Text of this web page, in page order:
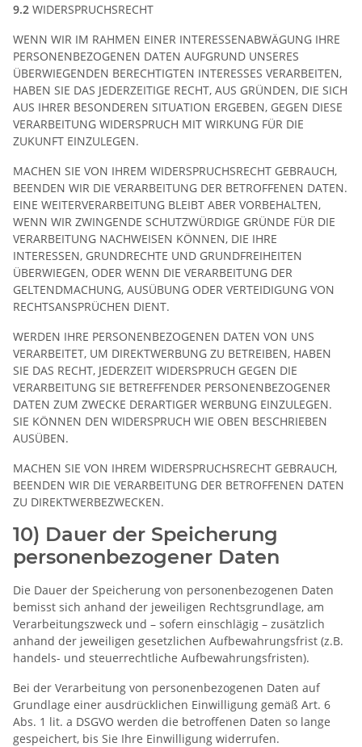
9.2 WIDERSPRUCHSRECHT
WENN WIR IM RAHMEN EINER INTERESSENABWÄGUNG IHRE
PERSONENBEZOGENEN DATEN AUFGRUND UNSERES
ÜBERWIEGENDEN BERECHTIGTEN INTERESSES VERARBEITEN,
HABEN SIE DAS JEDERZEITIGE RECHT, AUS GRÜNDEN, DIE SICH
AUS IHRER BESONDEREN SITUATION ERGEBEN, GEGEN DIESE
VERARBEITUNG WIDERSPRUCH MIT WIRKUNG FÜR DIE
ZUKUNFT EINZULEGEN.
MACHEN SIE VON IHREM WIDERSPRUCHSRECHT GEBRAUCH,
BEENDEN WIR DIE VERARBEITUNG DER BETROFFENEN DATEN.
EINE WEITERVERARBEITUNG BLEIBT ABER VORBEHALTEN,
WENN WIR ZWINGENDE SCHUTZWÜRDIGE GRÜNDE FÜR DIE
VERARBEITUNG NACHWEISEN KÖNNEN, DIE IHRE
INTERESSEN, GRUNDRECHTE UND GRUNDFREIHEITEN
ÜBERWIEGEN, ODER WENN DIE VERARBEITUNG DER
GELTENDMACHUNG, AUSÜBUNG ODER VERTEIDIGUNG VON
RECHTSANSPRÜCHEN DIENT.
WERDEN IHRE PERSONENBEZOGENEN DATEN VON UNS
VERARBEITET, UM DIREKTWERBUNG ZU BETREIBEN, HABEN
SIE DAS RECHT, JEDERZEIT WIDERSPRUCH GEGEN DIE
VERARBEITUNG SIE BETREFFENDER PERSONENBEZOGENER
DATEN ZUM ZWECKE DERARTIGER WERBUNG EINZULEGEN.
SIE KÖNNEN DEN WIDERSPRUCH WIE OBEN BESCHRIEBEN
AUSÜBEN.
MACHEN SIE VON IHREM WIDERSPRUCHSRECHT GEBRAUCH,
BEENDEN WIR DIE VERARBEITUNG DER BETROFFENEN DATEN
ZU DIREKTWERBEZWECKEN.
10) Dauer der Speicherung
personenbezogener Daten
Die Dauer der Speicherung von personenbezogenen Daten
bemisst sich anhand der jeweiligen Rechtsgrundlage, am
Verarbeitungszweck und – sofern einschlägig – zusätzlich
anhand der jeweiligen gesetzlichen Aufbewahrungsfrist (z.B.
handels- und steuerrechtliche Aufbewahrungsfristen).
Bei der Verarbeitung von personenbezogenen Daten auf
Grundlage einer ausdrücklichen Einwilligung gemäß Art. 6
Abs. 1 lit. a DSGVO werden die betroffenen Daten so lange
gespeichert, bis Sie Ihre Einwilligung widerrufen.